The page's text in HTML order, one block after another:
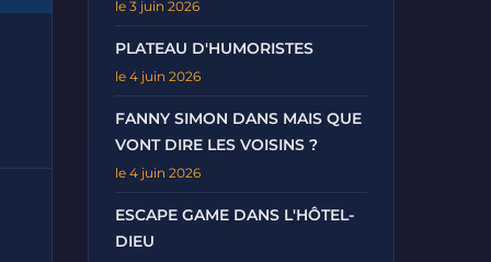
le 3 juin 2026
PLATEAU D'HUMORISTES
le 4 juin 2026
FANNY SIMON DANS MAIS QUE
VONT DIRE LES VOISINS ?
le 4 juin 2026
ESCAPE GAME DANS L'HÔTEL-
DIEU